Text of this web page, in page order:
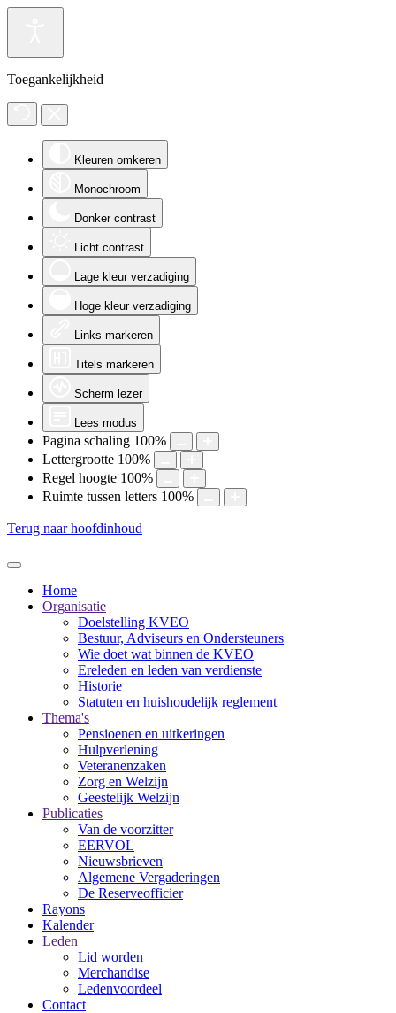
Toegankelijkheid
Kleuren omkeren
Monochroom
Donker contrast
Licht contrast
Lage kleur verzadiging
Hoge kleur verzadiging
Links markeren
Titels markeren
Scherm lezer
Lees modus
Pagina schaling 100%
Lettergrootte 100%
Regel hoogte 100%
Ruimte tussen letters 100%
Terug naar hoofdinhoud
Home
Organisatie
Doelstelling KVEO
Bestuur, Adviseurs en Ondersteuners
Wie doet wat binnen de KVEO
Ereleden en leden van verdienste
Historie
Statuten en huishoudelijk reglement
Thema's
Pensioenen en uitkeringen
Hulpverlening
Veteranenzaken
Zorg en Welzijn
Geestelijk Welzijn
Publicaties
Van de voorzitter
EERVOL
Nieuwsbrieven
Algemene Vergaderingen
De Reserveofficier
Rayons
Kalender
Leden
Lid worden
Merchandise
Ledenvoordeel
Contact